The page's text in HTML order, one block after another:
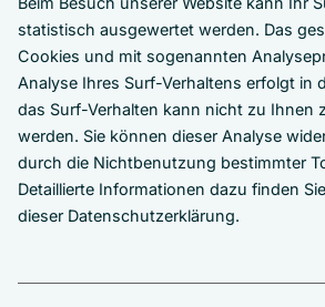
statistisch ausgewertet werden. Das
Cookies und mit sogenannten
Analyse Ihres Surf-Verhaltens erfolgt in
das Surf-Verhalten kann nicht zu Ihnen
werden. Sie können dieser Analyse
durch die Nichtbenutzung bestimmter
Detaillierte Informationen dazu finden
dieser Datenschutzerklärung.